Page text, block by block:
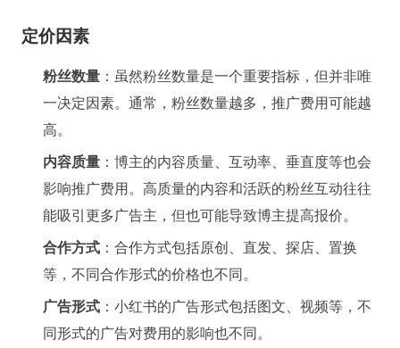
定价因素
粉丝数量 ：虽然粉丝数量是一个重要指标，但并非唯
一决定因素。通常，粉丝数量越多，推广费用可能越
高。
内容质量 ：博主的内容质量、互动率、垂直度等也会
影响推广费用。高质量的内容和活跃的粉丝互动往往
能吸引更多广告主，但也可能导致博主提高报价。
合作方式 ：合作方式包括原创、直发、探店、置换
等，不同合作形式的价格也不同。
广告形式 ：小红书的广告形式包括图文、视频等，不
同形式的广告对费用的影响也不同。